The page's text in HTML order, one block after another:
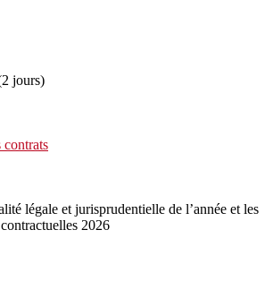
jours)
légale et jurisprudentielle de l’année et les
2026